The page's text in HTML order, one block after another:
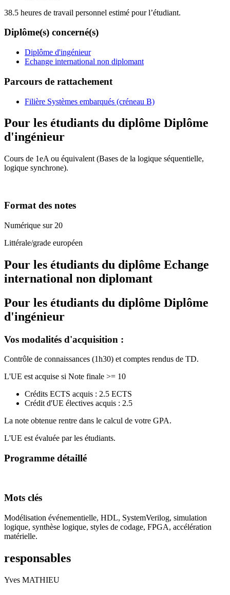
38.5 heures de travail personnel estimé pour l’étudiant.
Diplôme(s) concerné(s)
Diplôme d'ingénieur
Echange international non diplomant
Parcours de rattachement
Filière Systèmes embarqués (créneau B)
Pour les étudiants du diplôme Diplôme
d'ingénieur
Cours de 1eA ou équivalent (Bases de la logique séquentielle,
logique synchrone).
Format des notes
Numérique sur 20
Littérale/grade européen
Pour les étudiants du diplôme Echange
international non diplomant
Pour les étudiants du diplôme Diplôme
d'ingénieur
Vos modalités d'acquisition :
Contrôle de connaissances (1h30) et comptes rendus de TD.
L'UE est acquise si Note finale >= 10
Crédits ECTS acquis : 2.5 ECTS
Crédit d'UE électives acquis : 2.5
La note obtenue rentre dans le calcul de votre GPA.
L'UE est évaluée par les étudiants.
Programme détaillé
Mots clés
Modélisation événementielle, HDL, SystemVerilog, simulation
logique, synthèse logique, styles de codage, FPGA, accélération
matérielle.
responsables
Yves MATHIEU